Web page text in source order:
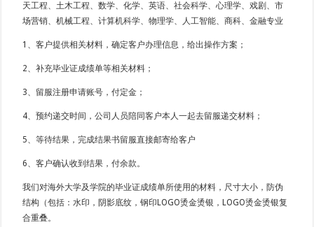
天工程、土木工程、数学、化学、英语、社会科学、心理学、戏剧、市
场营销、机械工程、计算机科学、物理学、人工智能、商科、金融专业
1、客户提供相关材料，确定客户办理信息，给出操作方案；
2、补充毕业证成绩单等相关材料；
3、留服注册申请账号，付定金；
4、预约递交时间，公司人员陪同客户本人一起去留服递交材料；
5、等待结果，完成结果书留服直接邮寄给客户
6、客户确认收到结果，付余款。
我们对海外大学及学院的毕业证成绩单所使用的材料，尺寸大小，防伪
结构（包括：水印，阴影底纹，钢印LOGO烫金烫银，LOGO烫金烫银复
合重叠。